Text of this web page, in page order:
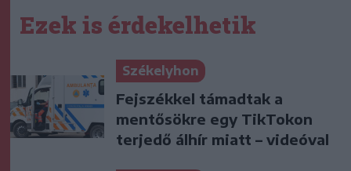
Ezek is érdekelhetik
Székelyhon
Fejszékkel támadtak a
mentősökre egy TikTokon
terjedő álhír miatt – videóval